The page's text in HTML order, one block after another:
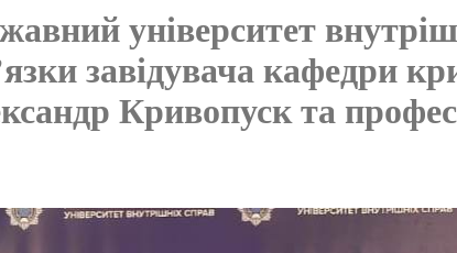
університет
завідувача кафедри
Кривопуск та